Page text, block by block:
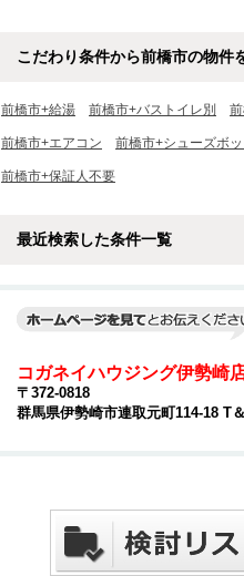
こだわり条件から前橋市の物件
前橋市+給湯 前橋市+バストイレ別
前橋市+エアコン 前橋市+シューズボ
前橋市+保証人不要
最近検索した条件一覧
コガネイハウジング伊勢崎
〒372-0818
群馬県伊勢崎市連取元町114-18 T